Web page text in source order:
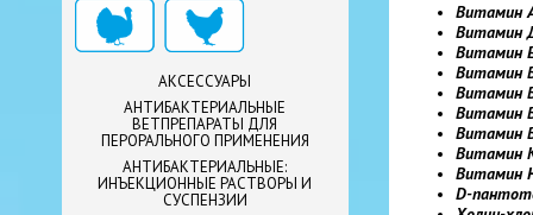
АКСЕССУАРЫ
АНТИБАКТЕРИАЛЬНЫЕ
ВЕТПРЕПАРАТЫ ДЛЯ
ПЕРОРАЛЬНОГО ПРИМЕНЕНИЯ
АНТИБАКТЕРИАЛЬНЫЕ:
ИНЪЕКЦИОННЫЕ РАСТВОРЫ И
СУСПЕНЗИИ
Витамин
Витамин
Витамин
Витамин
Витамин
Витамин
Витамин
Витамин
Витамин
D-